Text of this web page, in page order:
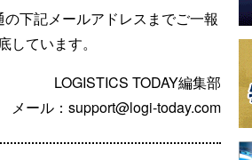
下記メールアドレスまでご一報
ています。
LOGISTICS TODAY編集部
メール：support@logi-today.com